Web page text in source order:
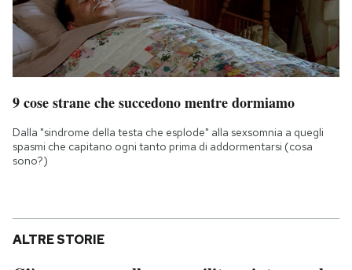
9 cose strane che succedono mentre dormiamo
Dalla "sindrome della testa che esplode" alla sexsomnia a quegli
spasmi che capitano ogni tanto prima di addormentarsi (cosa
sono?)
ALTRE STORIE